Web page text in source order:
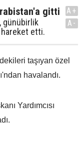
gitti
günübirlik
hareket etti.
A+
A-
taşıyan özel
havalandı.
Yardımcısı